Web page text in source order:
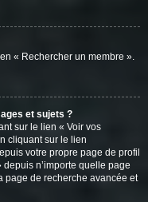
« Rechercher un membre ».
et sujets ?
sur le lien « Voir vos
cliquant sur le lien
votre propre page de profil
n’importe quelle page
page de recherche avancée et